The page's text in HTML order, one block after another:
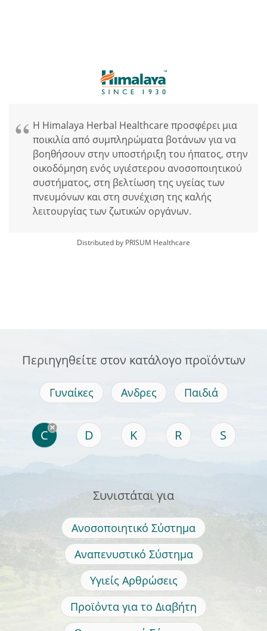
Η Himalaya Herbal Healthcare προσφέρει μια
ποικιλία από συμπληρώματα βοτάνων για να
βοηθήσουν στην υποστήριξη του ήπατος, στην
οικοδόμηση ενός υγιέστερου ανοσοποιητικού
συστήματος, στη βελτίωση της υγείας των
πνευμόνων και στη συνέχιση της καλής
λειτουργίας των ζωτικών οργάνων.
Distributed by PRISUM Healthcare
Περιηγηθείτε στον κατάλογο προϊόντων
Γυναίκες Ανδρες Παιδιά
C D K R S
Συνιστάται για
Ανοσοποιητικό Σύστημα
Αναπενυστικό Σύστημα
Υγιείς Αρθρώσεις
Προϊόντα για το Διαβήτη